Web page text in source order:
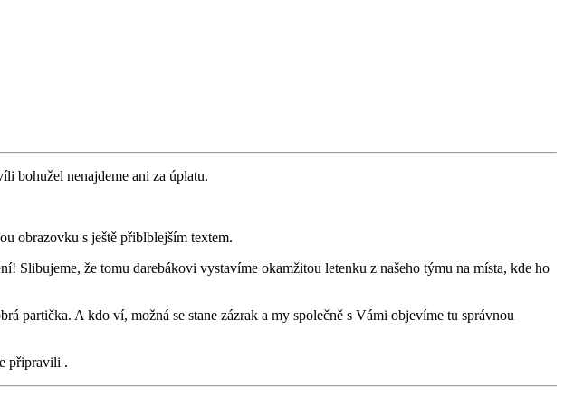
bohužel nenajdeme ani za úplatu.
obrazovku s ještě přiblblejším textem.
Slibujeme, že tomu darebákovi vystavíme okamžitou letenku z našeho týmu na místa, kde ho
partička. A kdo ví, možná se stane zázrak a my společně s Vámi objevíme tu správnou
připravili .